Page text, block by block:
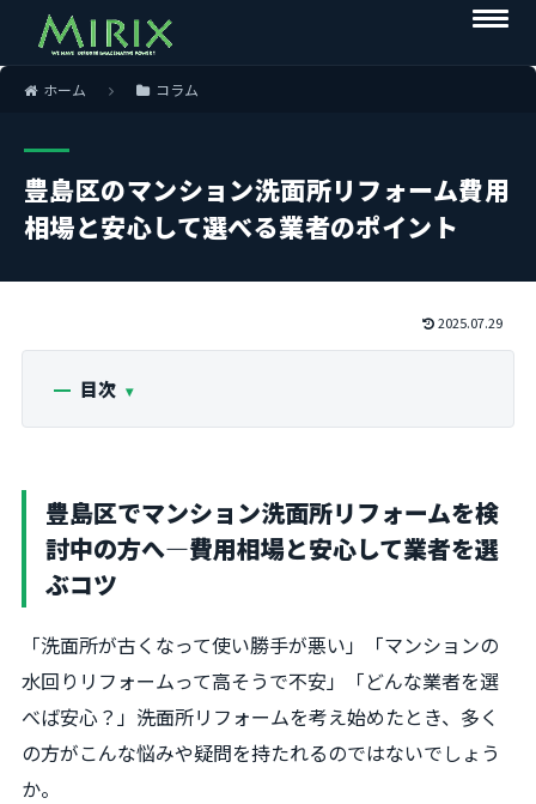
ホーム コラム
豊島区のマンション洗面所リフォーム費用
相場と安心して選べる業者のポイント
2025.07.29
目次
豊島区でマンション洗面所リフォームを検
討中の方へ―費用相場と安心して業者を選
ぶコツ
「洗面所が古くなって使い勝手が悪い」「マンションの
水回りリフォームって高そうで不安」「どんな業者を選
べば安心？」――洗面所リフォームを考え始めたとき、多く
の方がこんな悩みや疑問を持たれるのではないでしょう
か。